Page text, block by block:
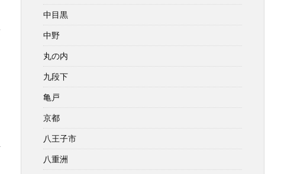
中目黒
中野
丸の内
九段下
亀戸
京都
八王子市
八重洲